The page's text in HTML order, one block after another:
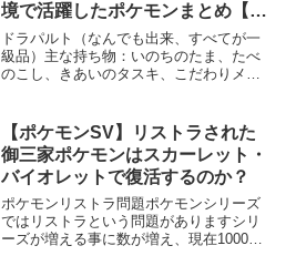
境で活躍したポケモンまとめ【シ
リーズ1】
ドラパルト（なんでも出来、すべてが一
級品）主な持ち物：いのちのたま、たべ
のこし、きあいのタスキ、こだわりメガ
ル、おにび、たたりめ、のろい物理でも
特殊でも使えるアタッカー、...
【ポケモンSV】リストラされた
御三家ポケモンはスカーレット・
バイオレットで復活するのか？
ポケモンリストラ問題ポケモンシリーズ
ではリストラという問題がありますシリ
ーズが増える事に数が増え、現在1000匹